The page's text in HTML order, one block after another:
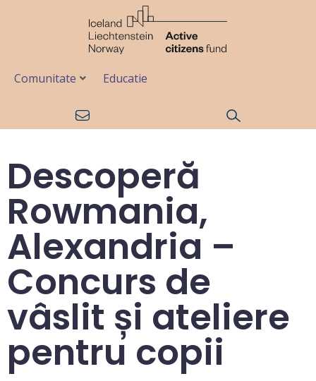
Comunitate Educatie
Descoperă
Rowmania,
Alexandria –
Concurs de
vâslit și ateliere
pentru copii